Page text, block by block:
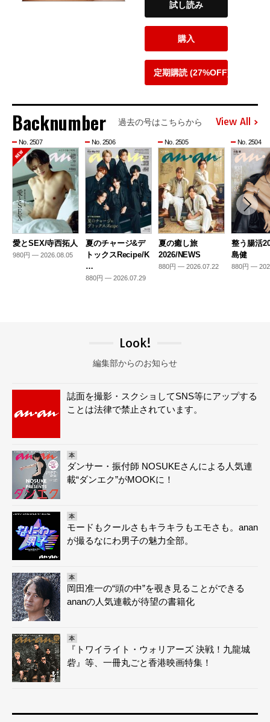
試し読み
購入
定期購読 (27%OFF)
Backnumber 過去の号はこちらから View All
No. 2507
愛とSEX/寺西拓人
980円 — 2026.08.05
No. 2506
夏のチャージ&デ
トックスRecipe/K
…
880円 — 2026.07.29
No. 2505
夏の癒し旅
2026/NEWS
880円 — 2026.07.22
No. 2504
整う腸活
島健
880円 —
Look!
編集部からのお知らせ
誌面を撮影・スクショしてSNS等にアップする
ことは法律で禁止されています。
本
ダンサー・振付師 NOSUKEさんによる人気連
載“ダンエク”がMOOKに！
本
モードもクールさもキラキラもエモさも。anan
が撮るなにわ男子の魅力全部。
本
岡田准一の“頭の中”を覗き見ることができる
ananの人気連載が待望の書籍化
本
『トワイライト・ウォリアーズ 決戦！九龍城
砦』等、一冊丸ごと香港映画特集！